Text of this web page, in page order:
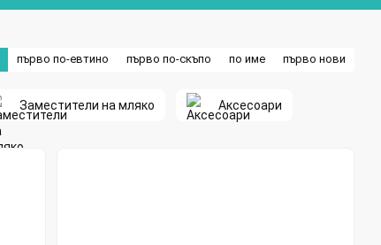
първо по-евтино първо по-скъпо по име първо нови
Заместители на мляко Аксесоари